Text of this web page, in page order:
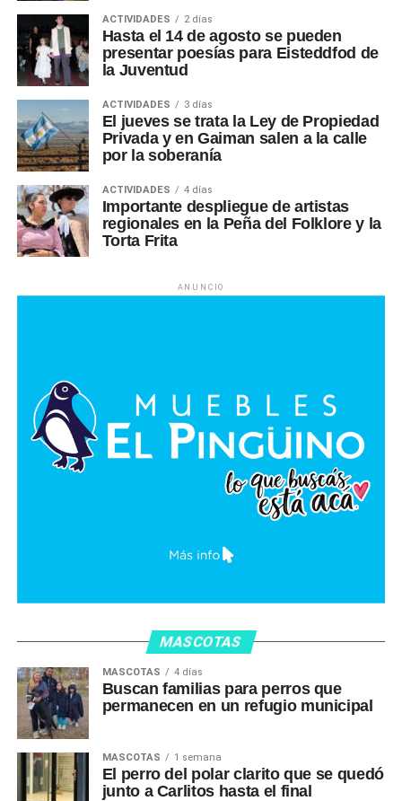
ACTIVIDADES 2 días
Hasta el 14 de agosto se pueden
presentar poesías para Eisteddfod de
la Juventud
ACTIVIDADES 3 días
El jueves se trata la Ley de Propiedad
Privada y en Gaiman salen a la calle
por la soberanía
ACTIVIDADES 4 días
Importante despliegue de artistas
regionales en la Peña del Folklore y la
Torta Frita
ANUNCIO
MASCOTAS
MASCOTAS 4 días
Buscan familias para perros que
permanecen en un refugio municipal
MASCOTAS 1 semana
El perro del polar clarito que se quedó
junto a Carlitos hasta el final